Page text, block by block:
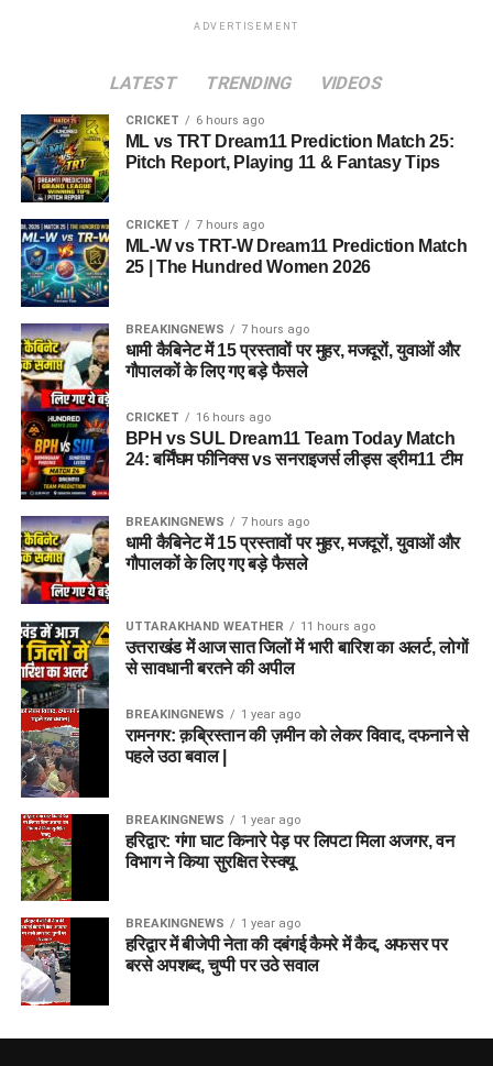
ADVERTISEMENT
LATEST TRENDING VIDEOS
CRICKET 6 hours ago
ML vs TRT Dream11 Prediction Match 25:
Pitch Report, Playing 11 & Fantasy Tips
CRICKET 7 hours ago
ML-W vs TRT-W Dream11 Prediction Match
25 | The Hundred Women 2026
BREAKINGNEWS 7 hours ago
धामी कैबिनेट में 15 प्रस्तावों पर मुहर, मजदूरों, युवाओं और
गौपालकों के लिए गए बड़े फैसले
CRICKET 16 hours ago
BPH vs SUL Dream11 Team Today Match
24: बर्मिंघम फीनिक्स vs सनराइजर्स लीड्स ड्रीम11 टीम
BREAKINGNEWS 7 hours ago
धामी कैबिनेट में 15 प्रस्तावों पर मुहर, मजदूरों, युवाओं और
गौपालकों के लिए गए बड़े फैसले
UTTARAKHAND WEATHER 11 hours ago
उत्तराखंड में आज सात जिलों में भारी बारिश का अलर्ट, लोगों
से सावधानी बरतने की अपील
BREAKINGNEWS 1 year ago
रामनगर: क़ब्रिस्तान की ज़मीन को लेकर विवाद, दफनाने से
पहले उठा बवाल |
BREAKINGNEWS 1 year ago
हरिद्वार: गंगा घाट किनारे पेड़ पर लिपटा मिला अजगर, वन
विभाग ने किया सुरक्षित रेस्क्यू
BREAKINGNEWS 1 year ago
हरिद्वार में बीजेपी नेता की दबंगई कैमरे में कैद, अफसर पर
बरसे अपशब्द, चुप्पी पर उठे सवाल